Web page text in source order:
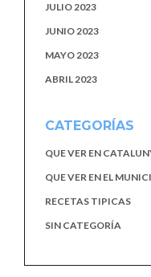
JULIO 2023
JUNIO 2023
MAYO 2023
ABRIL 2023
CATEGORÍAS
QUE VER EN
QUE VER EN EL
RECETAS TIPICAS
SIN CATEGORÍA